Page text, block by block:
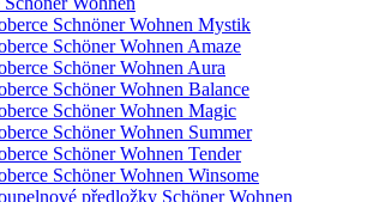
Schnöner Wohnen Mystik
Schöner Wohnen Amaze
Schöner Wohnen Aura
Schöner Wohnen Balance
Schöner Wohnen Magic
Schöner Wohnen Summer
Schöner Wohnen Tender
Schöner Wohnen Winsome
předložky Schöner Wohnen